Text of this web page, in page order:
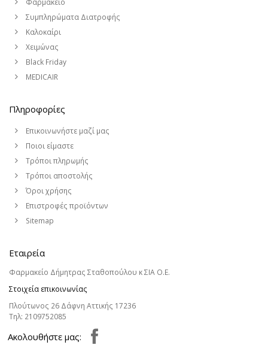
Συμπληρώματα Διατροφής
Καλοκαίρι
Χειμώνας
Black Friday
MEDICAIR
Πληροφορίες
Επικοινωνήστε μαζί μας
Ποιοι είμαστε
Τρόποι πληρωμής
Τρόποι αποστολής
Όροι χρήσης
Επιστροφές προϊόντων
Sitemap
Εταιρεία
Φαρμακείο Δήμητρας Σταθοπούλου κ ΣΙΑ Ο.Ε.
Στοιχεία επικοινωνίας
Πλούτωνος 26 Δάφνη Αττικής 17236
Τηλ: 2109752085
Aκολουθήστε μας: